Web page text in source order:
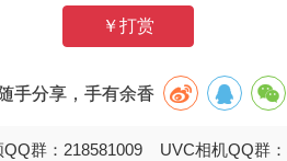
￥打赏
随手分享，手有余香
群：218581009 UVC相机QQ群